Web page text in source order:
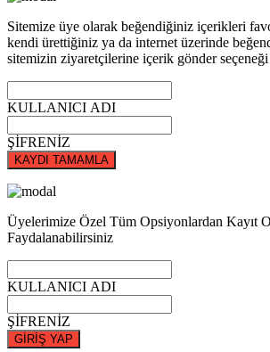
Sitemize üye olarak beğendiğiniz içerikleri
kendi ürettiğiniz ya da internet üzerinde
sitemizin ziyaretçilerine içerik gönder
KULLANICI ADI
ŞİFRENİZ
KAYDI TAMAMLA
Üyelerimize Özel Tüm Opsiyonlardan Kayıt
Faydalanabilirsiniz
KULLANICI ADI
ŞİFRENİZ
GİRİŞ YAP